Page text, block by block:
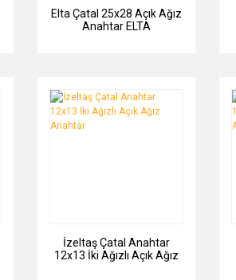
Elta Çatal 25x28 Açık Ağız
Anahtar ELTA
İzeltaş Çatal Anahtar
12x13 İki Ağızlı Açık Ağız